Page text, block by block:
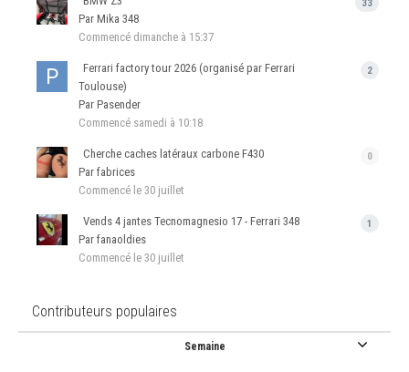
33
Par Mika 348
Commencé dimanche à 15:37
2
Ferrari factory tour 2026 (organisé par Ferrari
Toulouse)
Par Pasender
Commencé samedi à 10:18
0
Cherche caches latéraux carbone F430
Par fabrices
Commencé le 30 juillet
1
Vends 4 jantes Tecnomagnesio 17 - Ferrari 348
Par fanaoldies
Commencé le 30 juillet
Contributeurs populaires
Semaine